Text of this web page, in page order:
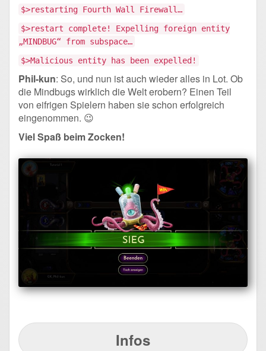
$>restarting Fourth Wall Firewall…
$>restart complete! Expelling foreign entity
„MINDBUG“ from subspace…
$>Malicious entity has been expelled!
Phil-kun: So, und nun ist auch wieder alles in Lot. Ob
die Mindbugs wirklich die Welt erobern? Einen Teil
von eifrigen Spielern haben sie schon erfolgreich
eingenommen. 😉
Viel Spaß beim Zocken!
Infos